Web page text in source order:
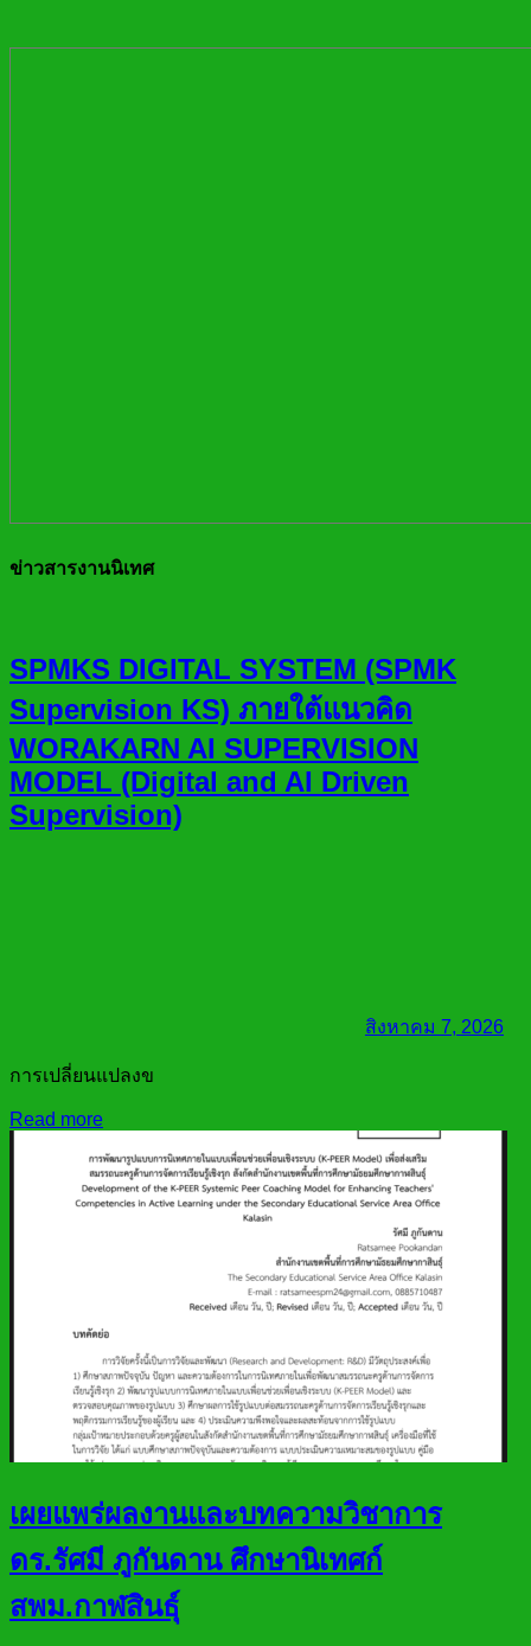
ข่าวสารงานนิเทศ
SPMKS DIGITAL SYSTEM (SPMK
Supervision KS) ภายใต้แนวคิด
WORAKARN AI SUPERVISION
MODEL (Digital and AI Driven
Supervision)
สิงหาคม 7, 2026
การเปลี่ยนแปลงข
Read more
เผยแพร่ผลงานและบทความวิชาการ
ดร.รัศมี ภูกันดาน ศึกษานิเทศก์
สพม.กาฬสินธุ์